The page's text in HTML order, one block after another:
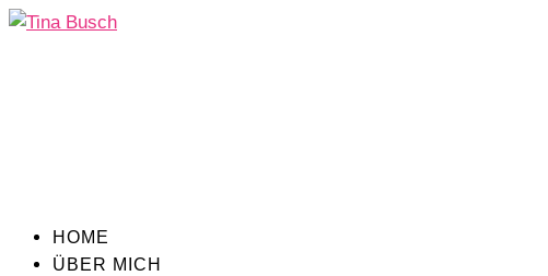
HOME
ÜBER MICH